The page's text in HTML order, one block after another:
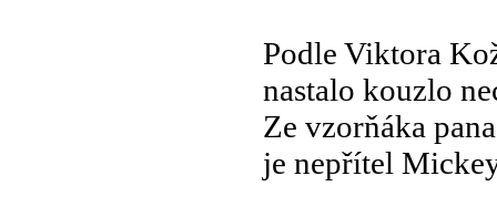
Podle Viktora
nastalo kouzlo
Ze vzorňáka
je nepřítel